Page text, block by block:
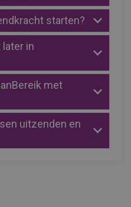
starten?
in
met
uitzenden en